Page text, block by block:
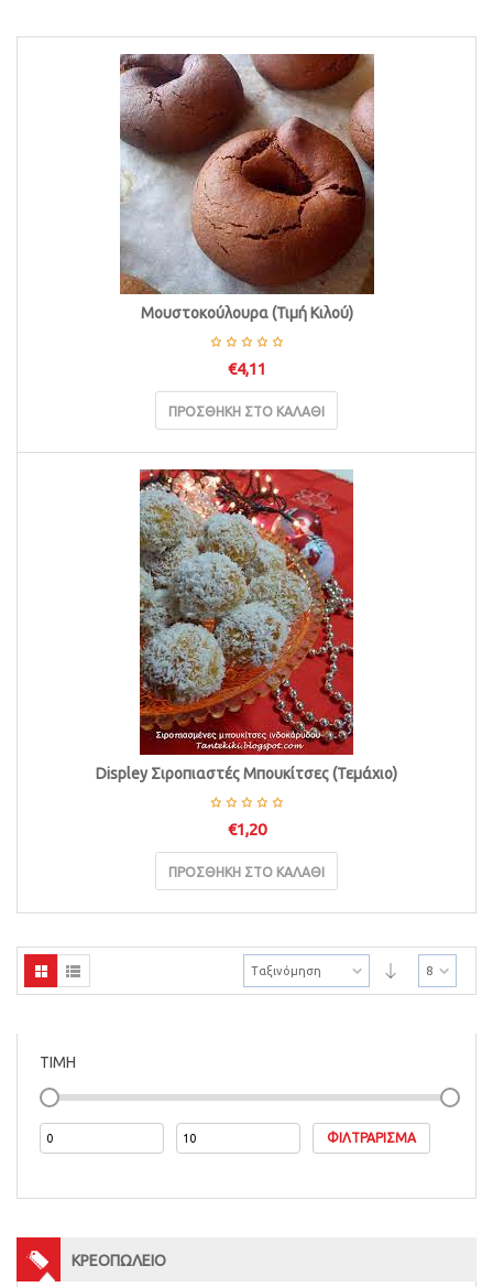
o
ΤΙΜΗ
ΦΙΛΤΡΆΡΙΣΜΑ
ΚΡΕΟΠΩΛΕΙΟ
Μουστοκούλουρα (Τιμή Κιλού)
€4,11
ΠΡΟΣΘΉΚΗ ΣΤΟ ΚΑΛΆΘΙ
Displey Σιροπιαστές Μπουκίτσες (Τεμάχιο)
€1,20
ΠΡΟΣΘΉΚΗ ΣΤΟ ΚΑΛΆΘΙ
Ταξινόμηση 8